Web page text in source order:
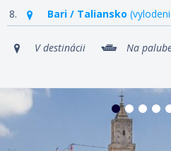
8.
Bari / Taliansko
V destinácii Na